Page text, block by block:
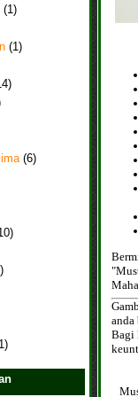
(1)
(1)
(6)
anda
Bagi